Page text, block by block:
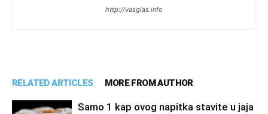
http://vasglas.info
RELATED ARTICLES MORE FROM AUTHOR
Samo 1 kap ovog napitka stavite u jaja